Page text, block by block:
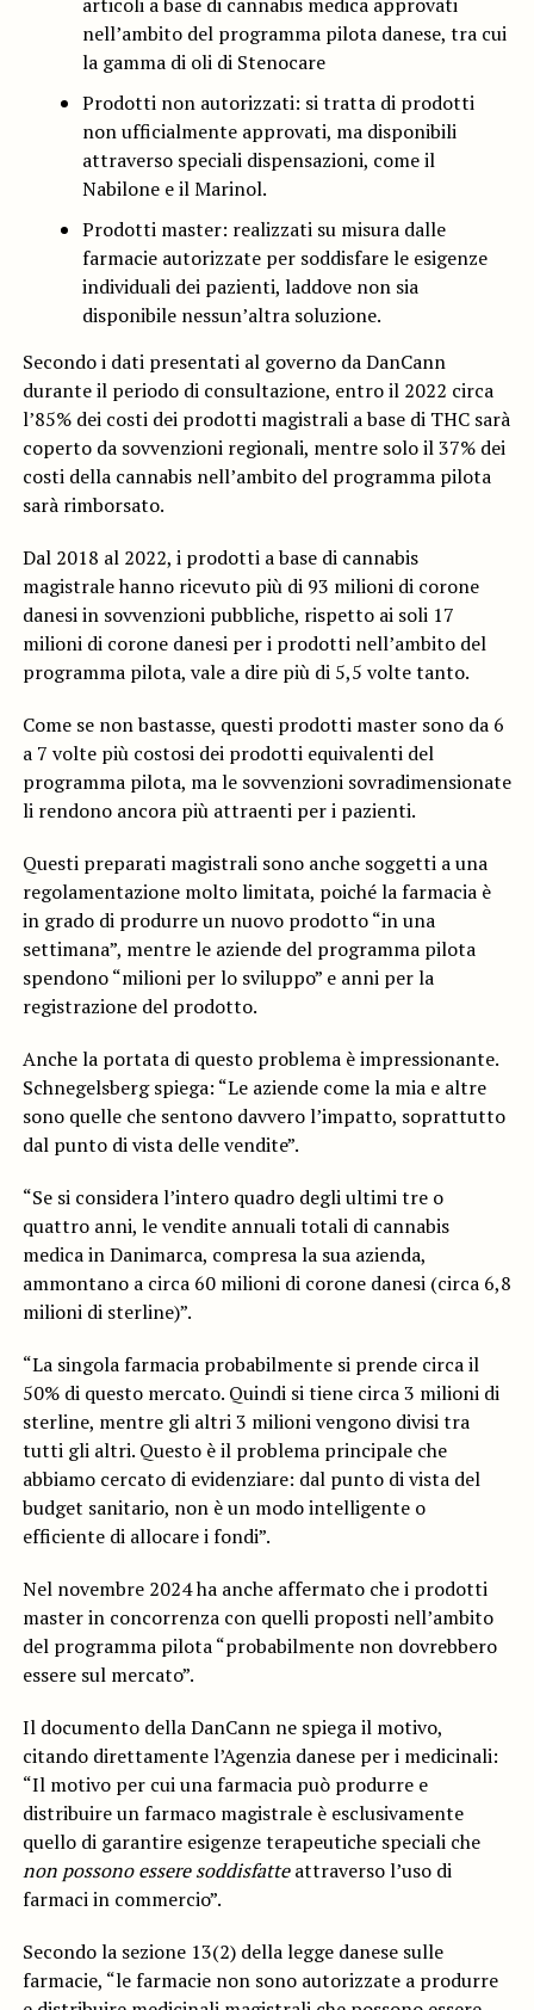
nell’ambito del programma pilota danese, tra cui
la gamma di oli di Stenocare
Prodotti non autorizzati: si tratta di prodotti
non ufficialmente approvati, ma disponibili
attraverso speciali dispensazioni, come il
Nabilone e il Marinol.
Prodotti master: realizzati su misura dalle
farmacie autorizzate per soddisfare le esigenze
individuali dei pazienti, laddove non sia
disponibile nessun’altra soluzione.
Secondo i dati presentati al governo da DanCann
durante il periodo di consultazione, entro il 2022 circa
l’85% dei costi dei prodotti magistrali a base di THC sarà
coperto da sovvenzioni regionali, mentre solo il 37% dei
costi della cannabis nell’ambito del programma pilota
sarà rimborsato.
Dal 2018 al 2022, i prodotti a base di cannabis
magistrale hanno ricevuto più di 93 milioni di corone
danesi in sovvenzioni pubbliche, rispetto ai soli 17
milioni di corone danesi per i prodotti nell’ambito del
programma pilota, vale a dire più di 5,5 volte tanto.
Come se non bastasse, questi prodotti master sono da 6
a 7 volte più costosi dei prodotti equivalenti del
programma pilota, ma le sovvenzioni sovradimensionate
li rendono ancora più attraenti per i pazienti.
Questi preparati magistrali sono anche soggetti a una
regolamentazione molto limitata, poiché la farmacia è
in grado di produrre un nuovo prodotto “in una
settimana”, mentre le aziende del programma pilota
spendono “milioni per lo sviluppo” e anni per la
registrazione del prodotto.
Anche la portata di questo problema è impressionante.
Schnegelsberg spiega: “Le aziende come la mia e altre
sono quelle che sentono davvero l’impatto, soprattutto
dal punto di vista delle vendite”.
“Se si considera l’intero quadro degli ultimi tre o
quattro anni, le vendite annuali totali di cannabis
medica in Danimarca, compresa la sua azienda,
ammontano a circa 60 milioni di corone danesi (circa 6,8
milioni di sterline)”.
“La singola farmacia probabilmente si prende circa il
50% di questo mercato. Quindi si tiene circa 3 milioni di
sterline, mentre gli altri 3 milioni vengono divisi tra
tutti gli altri. Questo è il problema principale che
abbiamo cercato di evidenziare: dal punto di vista del
budget sanitario, non è un modo intelligente o
efficiente di allocare i fondi”.
Nel novembre 2024 ha anche affermato che i prodotti
master in concorrenza con quelli proposti nell’ambito
del programma pilota “probabilmente non dovrebbero
essere sul mercato”.
Il documento della DanCann ne spiega il motivo,
citando direttamente l’Agenzia danese per i medicinali:
“Il motivo per cui una farmacia può produrre e
distribuire un farmaco magistrale è esclusivamente
quello di garantire esigenze terapeutiche speciali che
non possono essere soddisfatteattraverso l’uso di
farmaci in commercio”.
Secondo la sezione 13(2) della legge danese sulle
farmacie, “le farmacie non sono autorizzate a produrre